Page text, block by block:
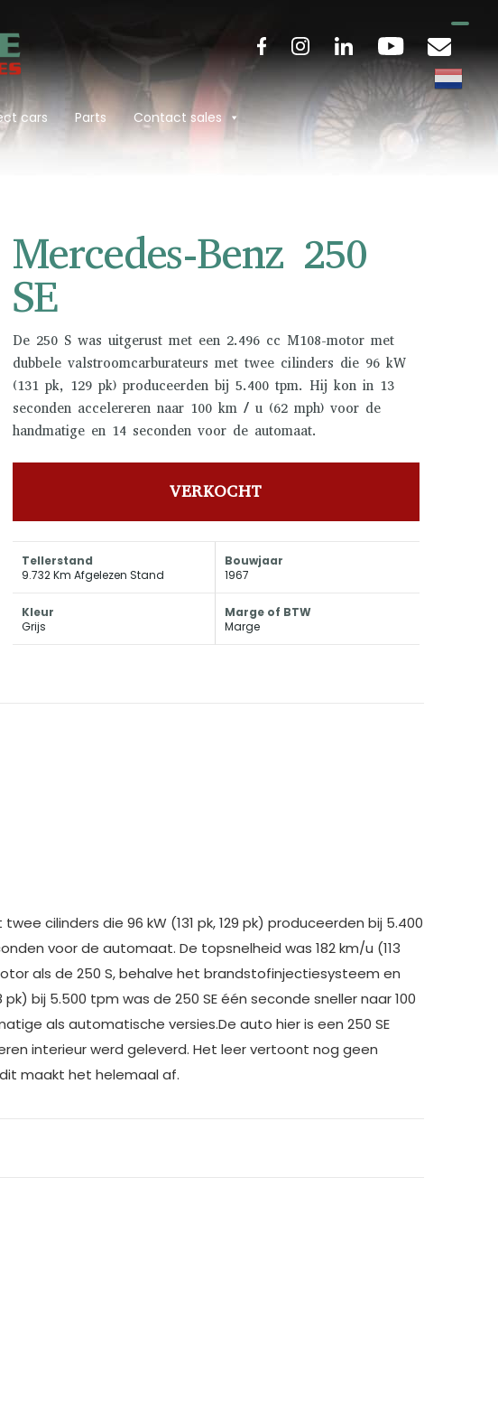
cars Parts Contact sales
Mercedes-Benz 250
SE
De 250 S was uitgerust met een 2.496 cc M108-motor met
dubbele valstroomcarburateurs met twee cilinders die 96 kW
(131 pk, 129 pk) produceerden bij 5.400 tpm. Hij kon in 13
seconden accelereren naar 100 km / u (62 mph) voor de
handmatige en 14 seconden voor de automaat.
VERKOCHT
Tellerstand
9.732 Km Afgelezen Stand
Bouwjaar
1967
Kleur
Grijs
Marge of BTW
Marge
cilinders die 96 kW (131 pk, 129 pk) produceerden bij 5.400
voor de automaat. De topsnelheid was 182 km/u (113
als de 250 S, behalve het brandstofinjectiesysteem en
bij 5.500 tpm was de 250 SE één seconde sneller naar 100
als automatische versies.De auto hier is een 250 SE
interieur werd geleverd. Het leer vertoont nog geen
maakt het helemaal af.